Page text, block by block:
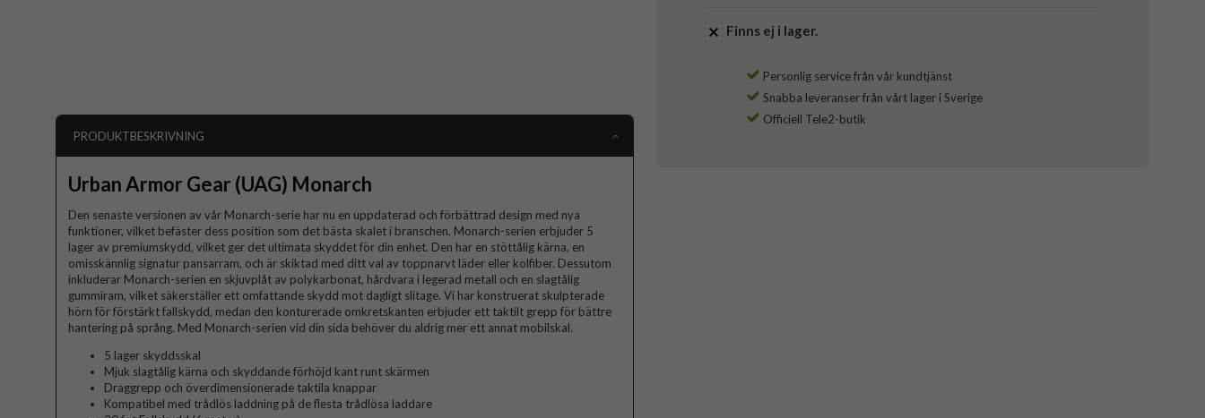
Finns ej i lager.
Personlig service från vår kundtjänst
Snabba leveranser från vårt lager i Sverige
Officiell Tele2-butik
PRODUKTBESKRIVNING
Urban Armor Gear (UAG) Monarch
Den senaste versionen av vår Monarch-serie har nu en uppdaterad och förbättrad design med nya
funktioner, vilket befäster dess position som det bästa skalet i branschen. Monarch-serien erbjuder 5
lager av premiumskydd, vilket ger det ultimata skyddet för din enhet. Den har en stöttålig kärna, en
omisskännlig signatur pansarram, och är skiktad med ditt val av toppnarvt läder eller kolfiber. Dessutom
inkluderar Monarch-serien en skjuvplåt av polykarbonat, hårdvara i legerad metall och en slagtålig
gummiram, vilket säkerställer ett omfattande skydd mot dagligt slitage. Vi har konstruerat skulpterade
hörn för förstärkt fallskydd, medan den konturerade omkretskanten erbjuder ett taktilt grepp för bättre
hantering på språng. Med Monarch-serien vid din sida behöver du aldrig mer ett annat mobilskal.
5 lager skyddsskal
Mjuk slagtålig kärna och skyddande förhöjd kant runt skärmen
Draggrepp och överdimensionerade taktila knappar
Kompatibel med trådlös laddning på de flesta trådlösa laddare